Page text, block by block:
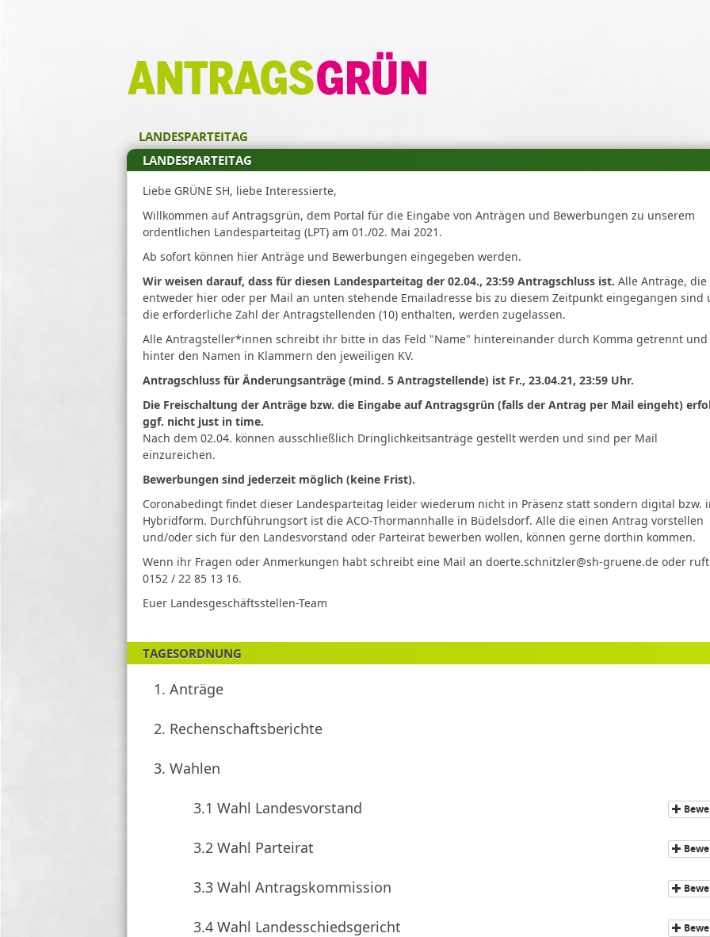
u
r
r
t
LANDESPARTEITAG
LANDESPARTEITAG
Liebe GRÜNE SH, liebe Interessierte,
Willkommen auf Antragsgrün, dem Portal für die Eingabe von Anträgen und Bewerbungen zu unserem
ordentlichen Landesparteitag (LPT) am 01./02. Mai 2021.
Ab sofort können hier Anträge und Bewerbungen eingegeben werden.
Wir weisen darauf, dass für diesen Landesparteitag der 02.04., 23:59 Antragschluss ist. Alle Anträge, die
entweder hier oder per Mail an unten stehende Emailadresse bis zu diesem Zeitpunkt eingegangen sind
die erforderliche Zahl der Antragstellenden (10) enthalten, werden zugelassen.
Alle Antragsteller*innen schreibt ihr bitte in das Feld "Name" hintereinander durch Komma getrennt und
hinter den Namen in Klammern den jeweiligen KV.
Antragschluss für Änderungsanträge (mind. 5 Antragstellende) ist Fr., 23.04.21, 23:59 Uhr.
Die Freischaltung der Anträge bzw. die Eingabe auf Antragsgrün (falls der Antrag per Mail eingeht)
ggf. nicht just in time.
Nach dem 02.04. können ausschließlich Dringlichkeitsanträge gestellt werden und sind per Mail
einzureichen.
Bewerbungen sind jederzeit möglich (keine Frist).
Coronabedingt findet dieser Landesparteitag leider wiederum nicht in Präsenz statt sondern digital bzw.
Hybridform. Durchführungsort ist die ACO-Thormannhalle in Büdelsdorf. Alle die einen Antrag vorstellen
und/oder sich für den Landesvorstand oder Parteirat bewerben wollen, können gerne dorthin kommen.
Wenn ihr Fragen oder Anmerkungen habt schreibt eine Mail an doerte.schnitzler@sh-gruene.de oder
0152 / 22 85 13 16.
Euer Landesgeschäftsstellen-Team
TAGESORDNUNG
1. Anträge
2. Rechenschaftsberichte
3. Wahlen
3.1 Wahl Landesvorstand
3.2 Wahl Parteirat
3.3 Wahl Antragskommission
3.4 Wahl Landesschiedsgericht